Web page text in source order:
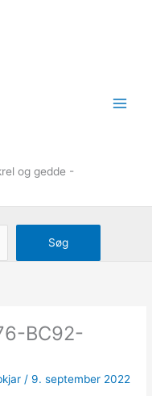
og gedde -
Søg
BC92-
/ 9. september 2022